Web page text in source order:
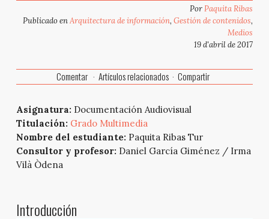
PorPaquita Ribas
Publicado enArquitectura de información,Gestión de contenidos,
Medios
19 d'abril de 2017
Comentar Artículos relacionados Compartir
Asignatura: Documentación Audiovisual
Titulación: Grado Multimedia
Nombre del estudiante: Paquita Ribas Tur
Consultor y profesor: Daniel García Giménez / Irma
Vilà Òdena
Introducción